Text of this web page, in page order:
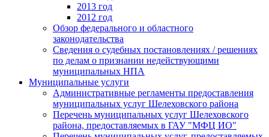
2013 год
2012 год
Обзор федерального и областного
законодательства
Сведения о судебных постановлениях / решениях
по делам о признании недействующими
муниципальных НПА
Муниципальные услуги
Административные регламенты предоставления
муниципальных услуг Шелеховского района
Перечень муниципальных услуг Шелеховского
района, предоставляемых в ГАУ "МФЦ ИО"